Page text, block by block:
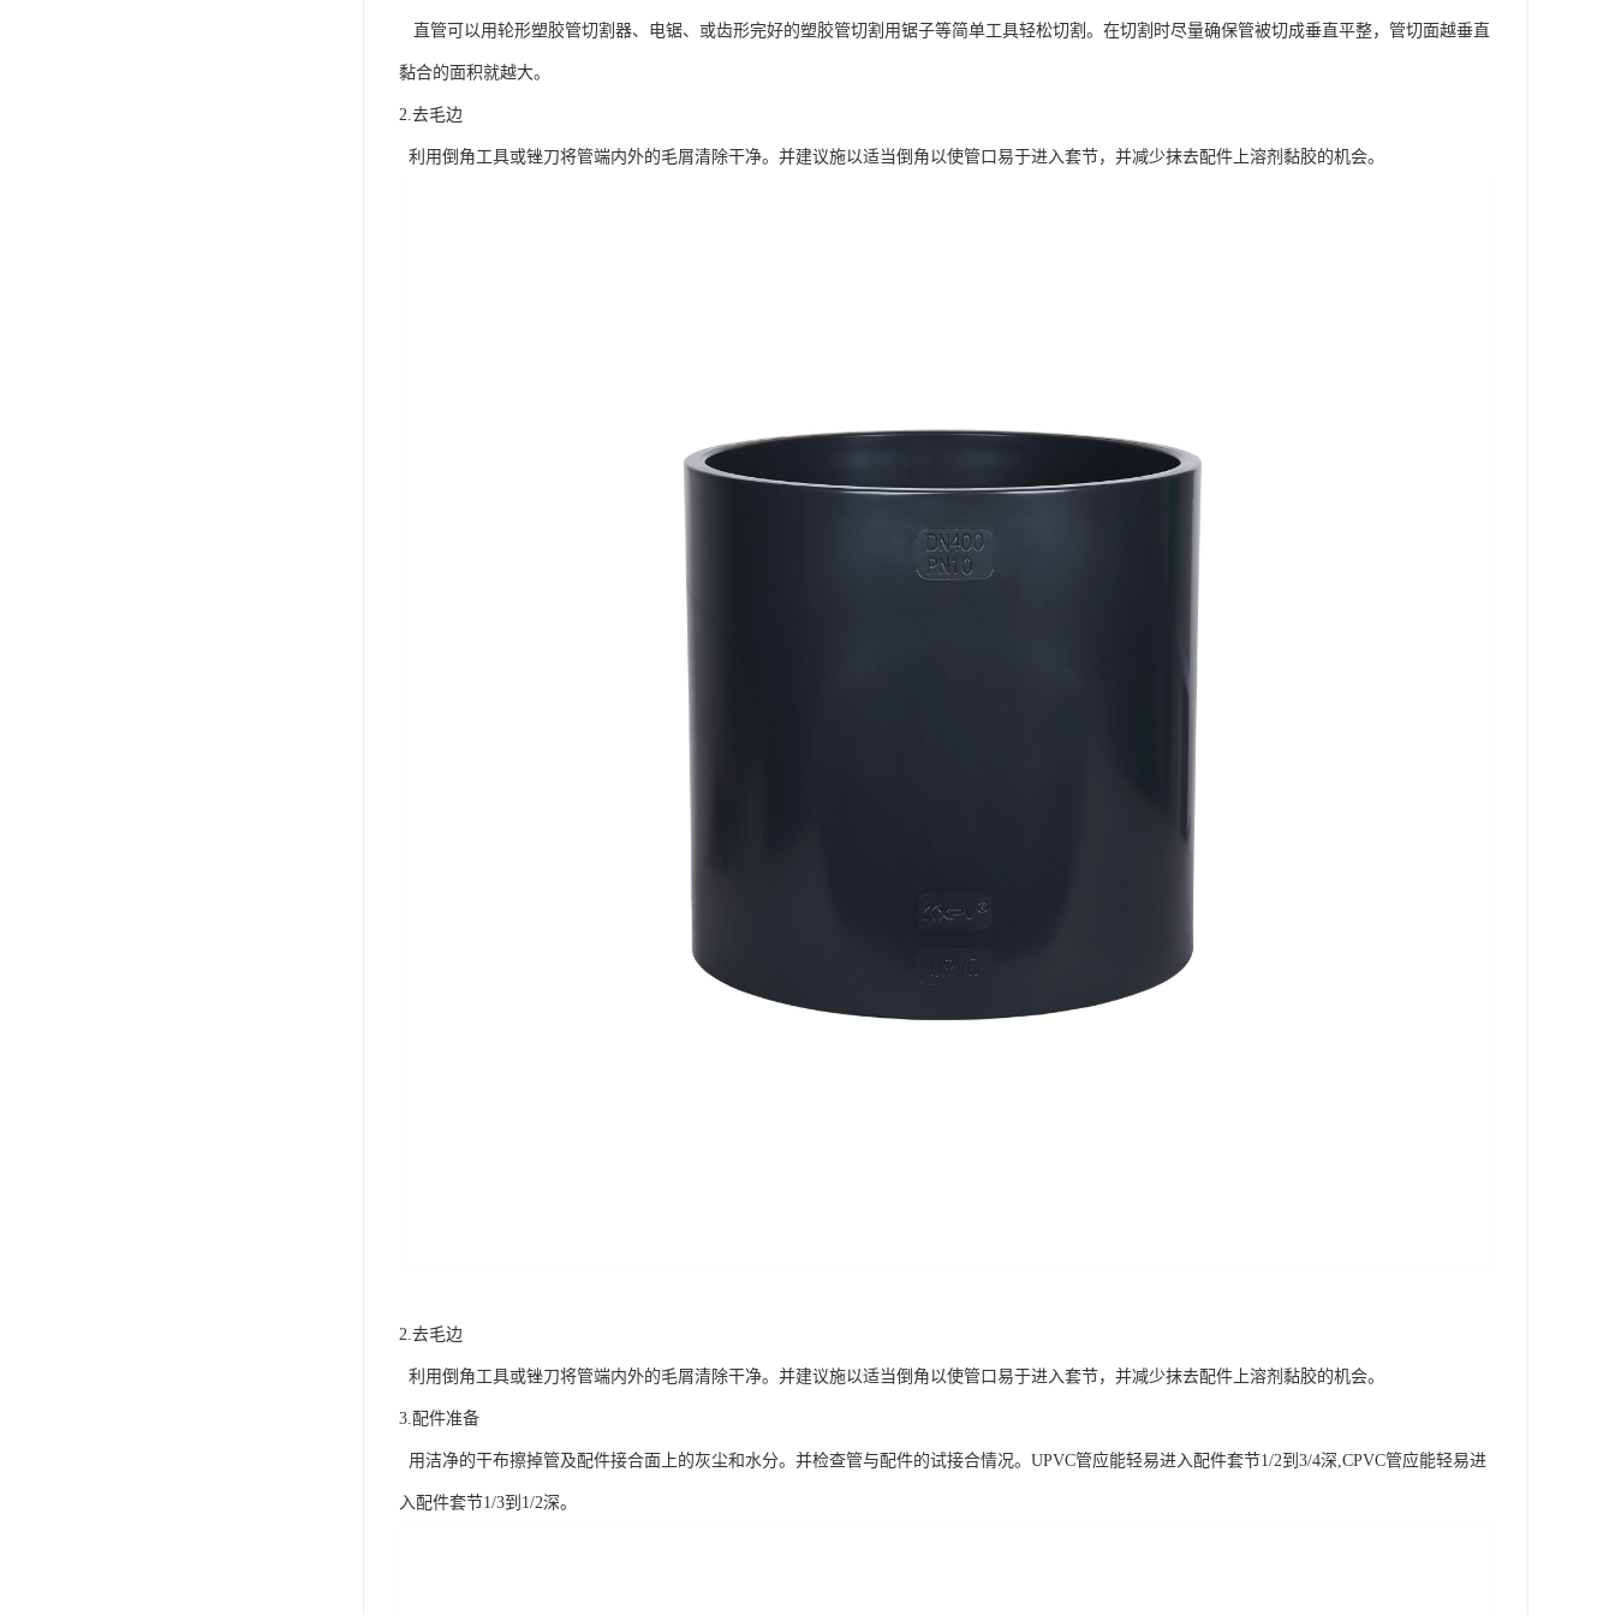
直管可以用轮形塑胶管切割器、电锯、或齿形完好的塑胶管切割用锯子等简单工具轻松切割。在切割时尽量确保管被切成垂直平整，管切面越垂直
黏合的面积就越大。
2.去毛边
利用倒角工具或锉刀将管端内外的毛屑清除干净。并建议施以适当倒角以使管口易于进入套节，并减少抹去配件上溶剂黏胶的机会。
2.去毛边
利用倒角工具或锉刀将管端内外的毛屑清除干净。并建议施以适当倒角以使管口易于进入套节，并减少抹去配件上溶剂黏胶的机会。
3.配件准备
用洁净的干布擦掉管及配件接合面上的灰尘和水分。并检查管与配件的试接合情况。UPVC管应能轻易进入配件套节1/2到3/4深,CPVC管应能轻易进
入配件套节1/3到1/2深。